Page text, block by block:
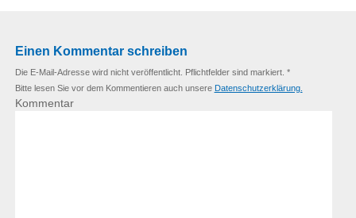
Einen Kommentar schreiben
Die E-Mail-Adresse wird nicht veröffentlicht. Pflichtfelder sind markiert. *
Bitte lesen Sie vor dem Kommentieren auch unsere Datenschutzerklärung.
Kommentar